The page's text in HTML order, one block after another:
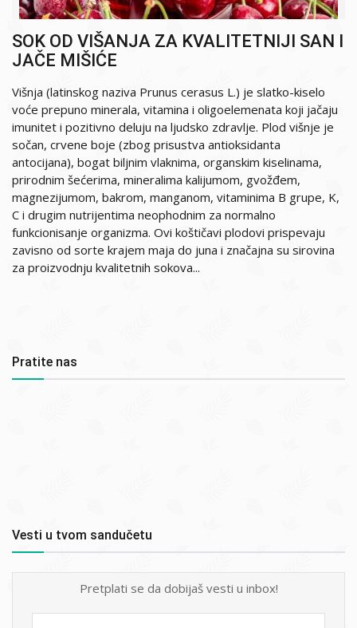
SOK OD VIŠANJA ZA KVALITETNIJI SAN I
JAČE MIŠIĆE
Višnja (latinskog naziva Prunus cerasus L.) je slatko-kiselo
voće prepuno minerala, vitamina i oligoelemenata koji jačaju
imunitet i pozitivno deluju na ljudsko zdravlje. Plod višnje je
sočan, crvene boje (zbog prisustva antioksidanta
antocijana), bogat biljnim vlaknima, organskim kiselinama,
prirodnim šećerima, mineralima kalijumom, gvožđem,
magnezijumom, bakrom, manganom, vitaminima B grupe, K,
C i drugim nutrijentima neophodnim za normalno
funkcionisanje organizma. Ovi koštičavi plodovi prispevaju
zavisno od sorte krajem maja do juna i značajna su sirovina
za proizvodnju kvalitetnih sokova...
Pratite nas
Vesti u tvom sandučetu
Pretplati se da dobijaš vesti u inbox!
First